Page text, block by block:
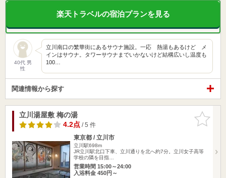
楽天トラベルの宿泊プランを見る
40代 男
性
立川南口の繁華街にあるサウナ施設。一応 熱湯もあるけど メ
インはサウナ。タワーサウナまでいかないけど結構広いし温度も
100…
関連情報から探す
お気に入
りに追加
立川湯屋敷 梅の湯
4.2点/ 5 件
東京都 / 立川市
立川駅698m
JR立川駅北口下車、立川通りを北へ約7分。立川女子高等
学校の隣を目指…
営業時間 15:00～24:00
入浴料金 450円～